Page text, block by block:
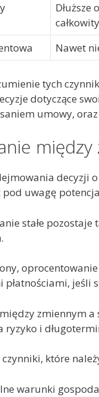
Nawet
tych
dotyczące
umowy,
decyzji
pod uwagę
stałe
płatnościami, jeśli
zmiennym a
ryzyko i
które
warunki